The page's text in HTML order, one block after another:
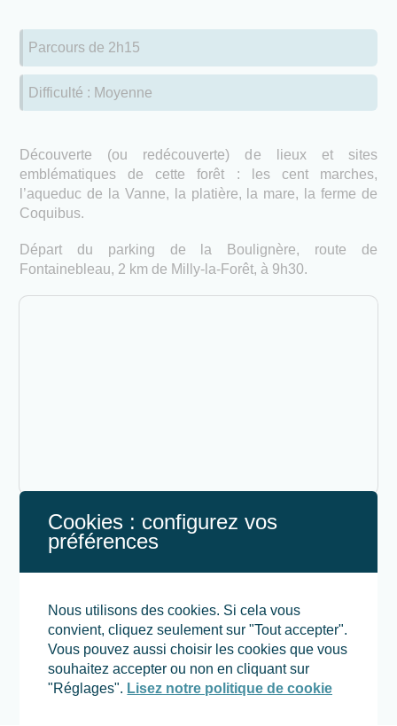
Parcours de 2h15
Difficulté : Moyenne
Découverte (ou redécouverte) de lieux et sites
emblématiques de cette forêt : les cent marches,
l’aqueduc de la Vanne, la platière, la mare, la ferme de
Coquibus.
Départ du parking de la Boulignère, route de
Fontainebleau, 2 km de Milly-la-Forêt, à 9h30.
Au retour vous sera servi un reconstituant chaud
Inscription obligatoire avant le 29 novembre 2022
06 77 80 17 90
legeai91@le-geai.fr
Cookies : configurez vos
préférences
Nous utilisons des cookies. Si cela vous
convient, cliquez seulement sur "Tout accepter".
Vous pouvez aussi choisir les cookies que vous
souhaitez accepter ou non en cliquant sur
"Réglages". Lisez notre politique de cookie